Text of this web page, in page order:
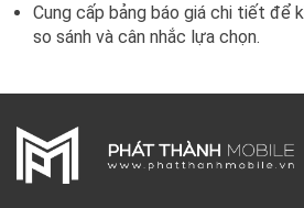
Cung cấp bảng báo giá chi tiết để
so sánh và cân nhắc lựa chọn.